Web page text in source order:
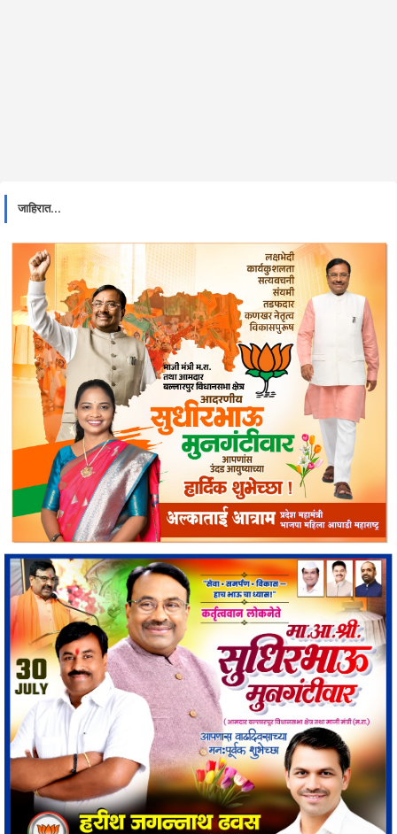
जाहिरात...